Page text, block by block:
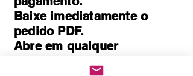
Baixe imediatamente o
pedido PDF.
Abre em qualquer